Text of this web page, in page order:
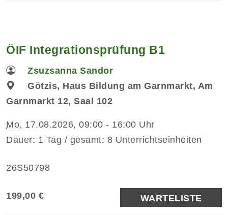
ÖIF Integrationsprüfung B1
Zsuzsanna Sandor
Götzis, Haus Bildung am Garnmarkt, Am
Garnmarkt 12, Saal 102
Mo. 17.08.2026, 09:00 - 16:00 Uhr
Dauer: 1 Tag / gesamt: 8 Unterrichtseinheiten
26S50798
199,00 € WARTELISTE